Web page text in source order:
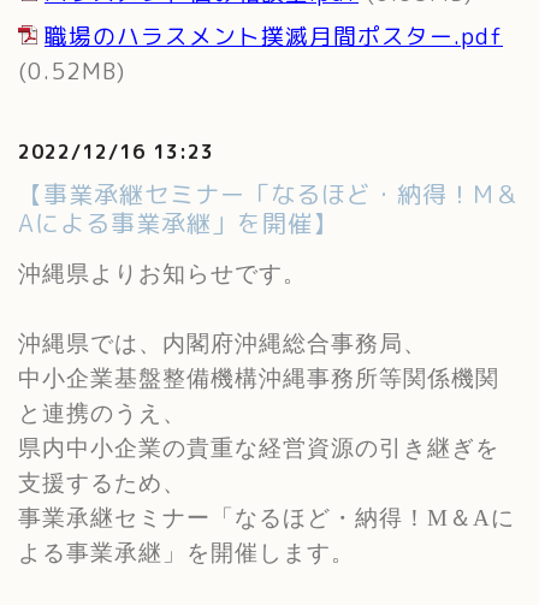
職場のハラスメント撲滅月間ポスター.pdf
(0.52MB)
2022/12/16 13:23
【事業承継セミナー「なるほど・納得！M＆
Aによる事業承継」を開催】
沖縄県よりお知らせです。
沖縄県では、内閣府沖縄総合事務局、
中小企業基盤整備機構沖縄事務所等関係機関
と連携のうえ、
県内中小企業の貴重な経営資源の引き継ぎを
支援するため、
事業承継セミナー「なるほど・納得！ M ＆Aに
よる事業承継」を開催します。